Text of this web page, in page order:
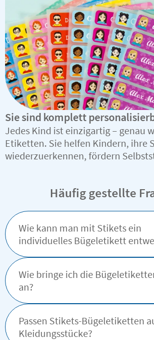
Sie sind komplett
Jedes Kind ist einzigartig – genau
Etiketten. Sie helfen Kindern, ihre
wiederzuerkennen, fördern
Häufig gestellte
Wie kann man mit Stikets ein
individuelles Bügeletikett
Wie bringe ich die
an?
Passen Stikets-Bügeletiketten
Kleidungsstücke?